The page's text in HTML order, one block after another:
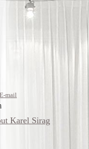
mail
Karel Sirag